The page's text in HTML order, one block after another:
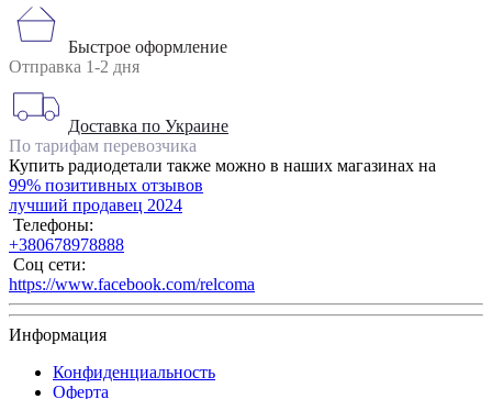
Быстрое оформление
Отправка 1-2 дня
Доставка по Украине
По тарифам перевозчика
Купить радиодетали также можно в наших магазинах на
99% позитивных отзывов
лучший продавец 2024
Телефоны:
+380678978888
Соц сети:
https://www.facebook.com/relcoma
Информация
Конфиденциальность
Оферта